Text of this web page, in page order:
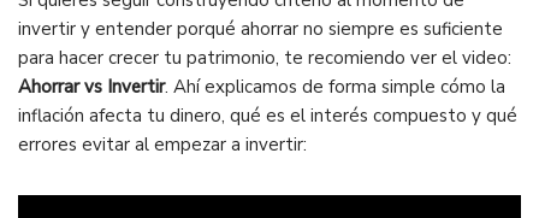
invertir y entender porqué ahorrar no siempre es suficiente
para hacer crecer tu patrimonio, te recomiendo ver el video:
Ahorrar vs Invertir. Ahí explicamos de forma simple cómo la
inflación afecta tu dinero, qué es el interés compuesto y qué
errores evitar al empezar a invertir: